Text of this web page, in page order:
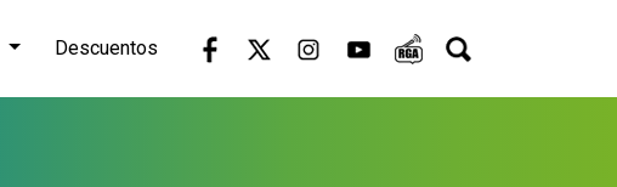
Descuentos